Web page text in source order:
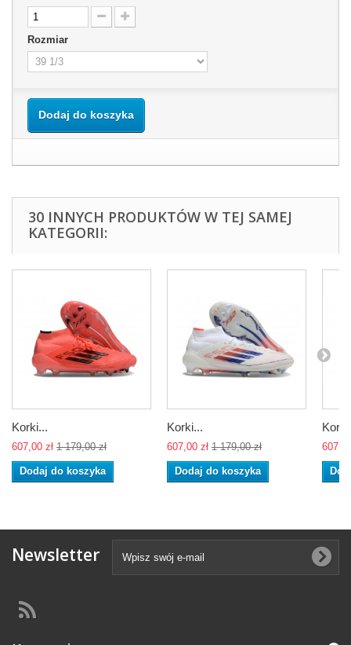
Rozmiar
Dodaj do koszyka
30 INNYCH PRODUKTÓW W TEJ SAMEJ
KATEGORII:
Korki...
607,00 zł 1 179,00 zł
Dodaj do koszyka
Korki...
607,00 zł 1 179,00 zł
Dodaj do koszyka
Newsletter